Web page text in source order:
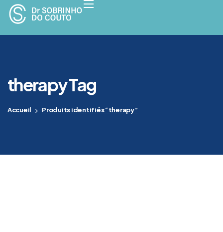
therapy Tag
Accueil Produits identifiés “therapy”